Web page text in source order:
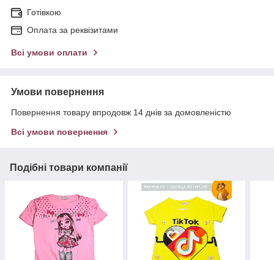
Готівкою
Оплата за реквізитами
Всі умови оплати
Умови повернення
Повернення товару впродовж 14 днів за домовленістю
Всі умови повернення
Подібні товари компанії